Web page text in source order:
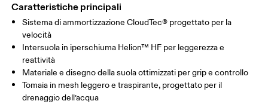
Caratteristiche principali
Sistema di ammortizzazione CloudTec® progettato per la
velocità
Intersuola in iperschiuma Helion™ HF per leggerezza e
reattività
Materiale e disegno della suola ottimizzati per grip e controllo
Tomaia in mesh leggero e traspirante, progettato per il
drenaggio dell’acqua